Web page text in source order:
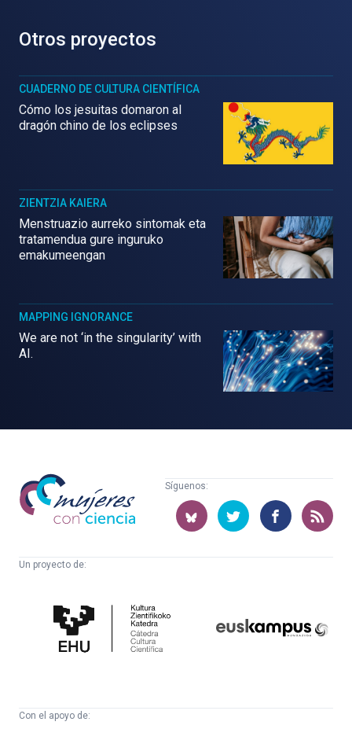
Otros proyectos
CUADERNO DE CULTURA CIENTÍFICA
Cómo los jesuitas domaron al
dragón chino de los eclipses
ZIENTZIA KAIERA
Menstruazio aurreko sintomak eta
tratamendua gure inguruko
emakumeengan
MAPPING IGNORANCE
We are not ‘in the singularity’ with
AI.
Mujeres
con
ciencia
Síguenos:
Un proyecto de:
Cultura
Científica
Con el apoyo de: